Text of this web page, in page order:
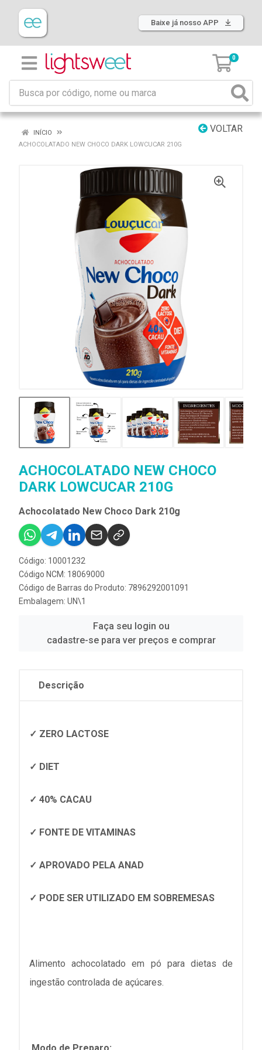
Baixe já nosso APP
0
VOLTAR
INÍCIO
ACHOCOLATADO NEW CHOCO DARK LOWCUCAR 210G
ACHOCOLATADO NEW CHOCO
DARK LOWCUCAR 210G
Achocolatado New Choco Dark 210g
Código: 10001232
Código NCM: 18069000
Código de Barras do Produto: 7896292001091
Embalagem: UN\1
Faça seu login ou
cadastre-se para ver preços e comprar
Descrição
✓ ZERO LACTOSE
✓ DIET
✓ 40% CACAU
✓ FONTE DE VITAMINAS
✓ APROVADO PELA ANAD
✓ PODE SER UTILIZADO EM SOBREMESAS
Alimento achocolatado em pó para dietas de
ingestão controlada de açúcares.